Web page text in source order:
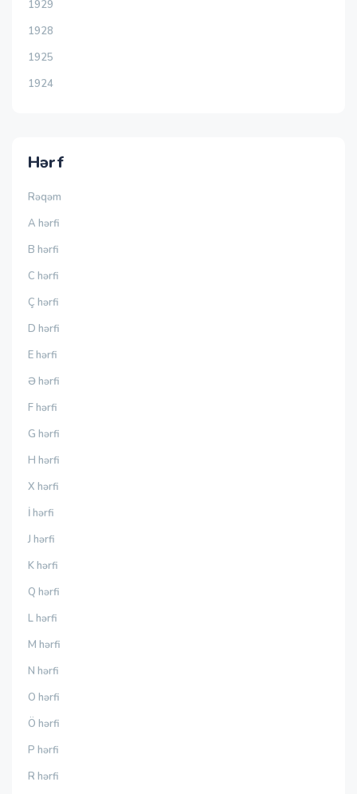
1929
1928
1925
1924
Hərf
Rəqəm
A hərfi
B hərfi
C hərfi
Ç hərfi
D hərfi
E hərfi
Ə hərfi
F hərfi
G hərfi
H hərfi
X hərfi
İ hərfi
J hərfi
K hərfi
Q hərfi
L hərfi
M hərfi
N hərfi
O hərfi
Ö hərfi
P hərfi
R hərfi